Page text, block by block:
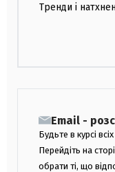
Тренди і
Email -
Будьте в курсі
Перейдіть на
обрати ті, що